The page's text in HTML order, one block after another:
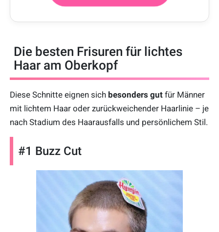
Die besten Frisuren für lichtes
Haar am Oberkopf
Diese Schnitte eignen sich besonders gut für Männer
mit lichtem Haar oder zurückweichender Haarlinie – je
nach Stadium des Haarausfalls und persönlichem Stil.
#1 Buzz Cut